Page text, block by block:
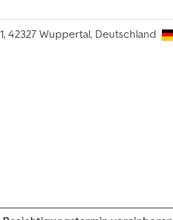
42327 Wuppertal, Deutschland